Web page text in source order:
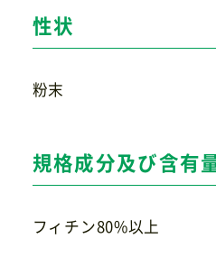
性状
粉末
規格成分及び含有
フィチン80%以上